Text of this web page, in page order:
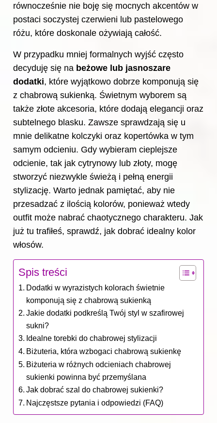
równocześnie nie boję się mocnych akcentów w
postaci soczystej czerwieni lub pastelowego
różu, które doskonale ożywiają całość.
W przypadku mniej formalnych wyjść często
decyduję się na beżowe lub jasnoszare
dodatki, które wyjątkowo dobrze komponują się
z chabrową sukienką. Świetnym wyborem są
także złote akcesoria, które dodają elegancji oraz
subtelnego blasku. Zawsze sprawdzają się u
mnie delikatne kolczyki oraz kopertówka w tym
samym odcieniu. Gdy wybieram cieplejsze
odcienie, tak jak cytrynowy lub złoty, mogę
stworzyć niezwykle świeżą i pełną energii
stylizację. Warto jednak pamiętać, aby nie
przesadzać z ilością kolorów, ponieważ wtedy
outfit może nabrać chaotycznego charakteru. Jak
już tu trafiłeś, sprawdź, jak dobrać idealny kolor
włosów.
Spis treści
Dodatki w wyrazistych kolorach świetnie
komponują się z chabrową sukienką
Jakie dodatki podkreślą Twój styl w szafirowej
sukni?
Idealne torebki do chabrowej stylizacji
Biżuteria, która wzbogaci chabrową sukienkę
Biżuteria w różnych odcieniach chabrowej
sukienki powinna być przemyślana
Jak dobrać szal do chabrowej sukienki?
Najczęstsze pytania i odpowiedzi (FAQ)